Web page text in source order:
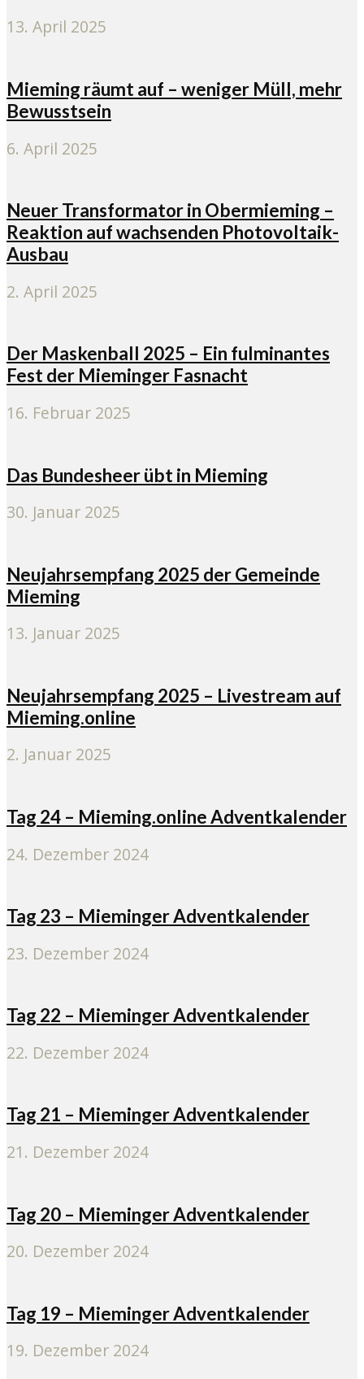
13. April 2025
Mieming räumt auf – weniger Müll, mehr
Bewusstsein
6. April 2025
Neuer Transformator in Obermieming –
Reaktion auf wachsenden Photovoltaik-
Ausbau
2. April 2025
Der Maskenball 2025 – Ein fulminantes
Fest der Mieminger Fasnacht
16. Februar 2025
Das Bundesheer übt in Mieming
30. Januar 2025
Neujahrsempfang 2025 der Gemeinde
Mieming
13. Januar 2025
Neujahrsempfang 2025 – Livestream auf
Mieming.online
2. Januar 2025
Tag 24 – Mieming.online Adventkalender
24. Dezember 2024
Tag 23 – Mieminger Adventkalender
23. Dezember 2024
Tag 22 – Mieminger Adventkalender
22. Dezember 2024
Tag 21 – Mieminger Adventkalender
21. Dezember 2024
Tag 20 – Mieminger Adventkalender
20. Dezember 2024
Tag 19 – Mieminger Adventkalender
19. Dezember 2024